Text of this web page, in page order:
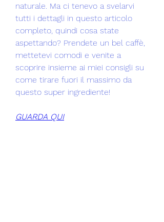
naturale. Ma ci tenevo a svelarvi
tutti i dettagli in questo articolo
completo, quindi cosa state
aspettando? Prendete un bel caffè,
mettetevi comodi e venite a
scoprire insieme ai miei consigli su
come tirare fuori il massimo da
questo super ingrediente!
GUARDA QUI